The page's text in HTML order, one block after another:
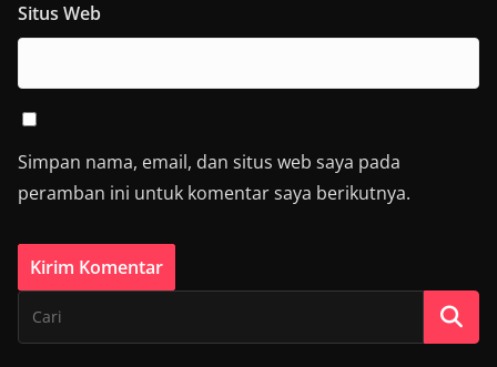
Situs Web
Simpan nama, email, dan situs web saya pada
peramban ini untuk komentar saya berikutnya.